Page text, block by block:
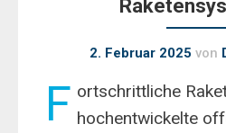
2. Februar 2025 von
F ortschrittliche
hochentwickelte